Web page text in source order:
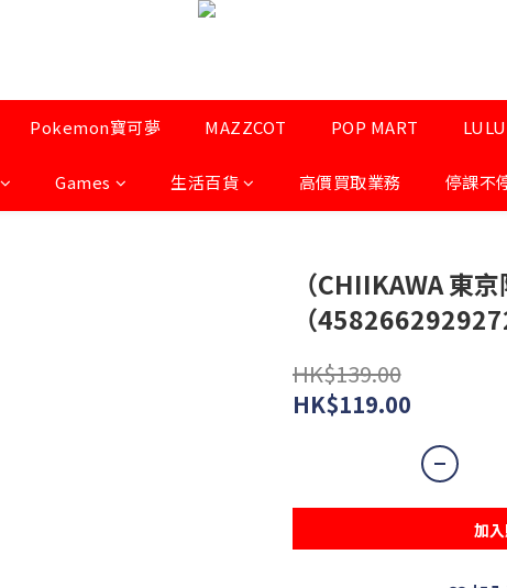
Pokemon寶可夢 MAZZCOT POP MART
Games 生活百貨 高價買取業務 停課不
（CHIIKAWA 東
（
HK$139.00
HK$119.00
加